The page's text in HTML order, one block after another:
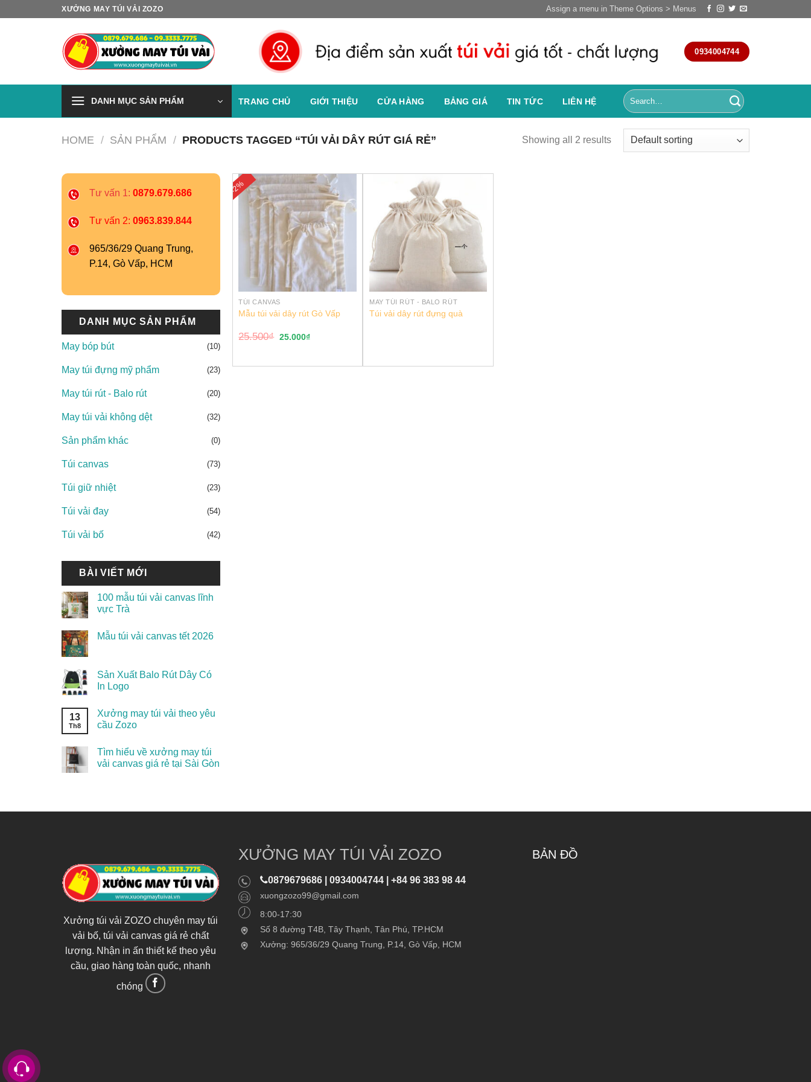
XƯỞNG MAY TÚI VẢI ZOZO Assign a menu in Theme Options > Menus
0934004744
DANH MỤC SẢN PHẨM TRANG CHỦ GIỚI THIỆU CỬA HÀNG BẢNG GIÁ TIN TỨC LIÊN HỆ
HOME / SẢN PHẨM / PRODUCTS TAGGED “TÚI VẢI DÂY RÚT GIÁ RẺ” Showing all 2 results
Tư vấn 1: 0879.679.686
Tư vấn 2: 0963.839.844
965/36/29 Quang Trung,
P.14, Gò Vấp, HCM
DANH MỤC SẢN PHẨM
May bóp bút (10)
May túi đựng mỹ phẩm (23)
May túi rút - Balo rút (20)
May túi vải không dệt (32)
Sản phẩm khác (0)
Túi canvas (73)
Túi giữ nhiệt (23)
Túi vải đay (54)
Túi vải bố (42)
BÀI VIẾT MỚI
100 mẫu túi vải canvas lĩnh
vực Trà
Mẫu túi vải canvas tết 2026
Sản Xuất Balo Rút Dây Có
In Logo
13
Th8
Xưởng may túi vải theo yêu
cầu Zozo
Tìm hiểu về xưởng may túi
vải canvas giá rẻ tại Sài Gòn
-2%
TÚI CANVAS
Mẫu túi vải dây rút Gò Vấp
25.500₫ 25.000₫
MAY TÚI RÚT - BALO RÚT
Túi vải dây rút đựng quà
Xưởng túi vải ZOZO chuyên may túi
vải bố, túi vải canvas giá rẻ chất
lượng. Nhận in ấn thiết kế theo yêu
cầu, giao hàng toàn quốc, nhanh
chóng
XƯỞNG MAY TÚI VẢI ZOZO
0879679686 | 0934004744 | +84 96 383 98 44
xuongzozo99@gmail.com
8:00-17:30
Số 8 đường T4B, Tây Thạnh, Tân Phú, TP.HCM
Xưởng: 965/36/29 Quang Trung, P.14, Gò Vấp, HCM
BẢN ĐỒ